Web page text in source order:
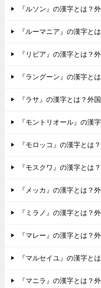
『ルソン』の漢字とは？
『ルーマニア』の漢字と
『リビア』の漢字とは？
『ラングーン』の漢字と
『ラサ』の漢字とは？外
『モントリオール』の漢
『モロッコ』の漢字とは
『モスクワ』の漢字とは
『メッカ』の漢字とは？
『ミラノ』の漢字とは？
『マレー』の漢字とは？
『マルセイユ』の漢字と
『マニラ』の漢字とは？